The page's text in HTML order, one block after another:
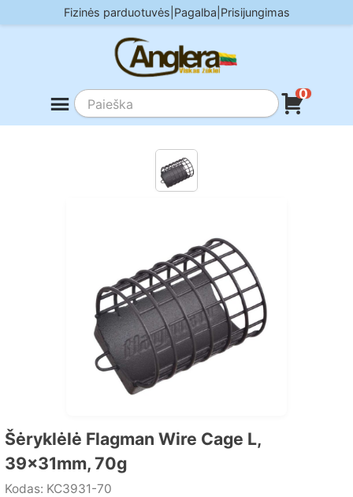
to
Fizinės parduotuvės Pagalba Prisijungimas
0
Šėryklėlė Flagman Wire Cage L,
39x31mm, 70g
Kodas: KC3931-70